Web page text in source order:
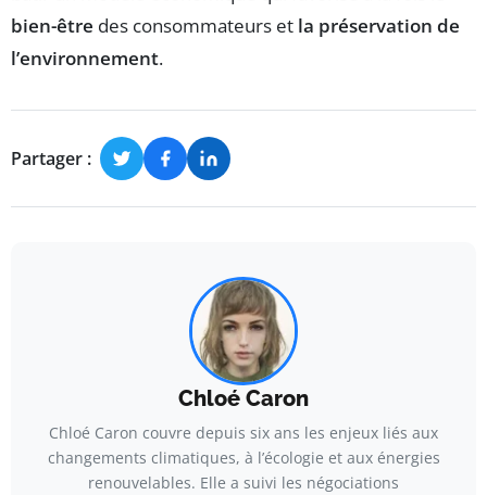
bien-être des consommateurs et la préservation de
l’environnement.
Partager :
Chloé Caron
Chloé Caron couvre depuis six ans les enjeux liés aux
changements climatiques, à l’écologie et aux énergies
renouvelables. Elle a suivi les négociations